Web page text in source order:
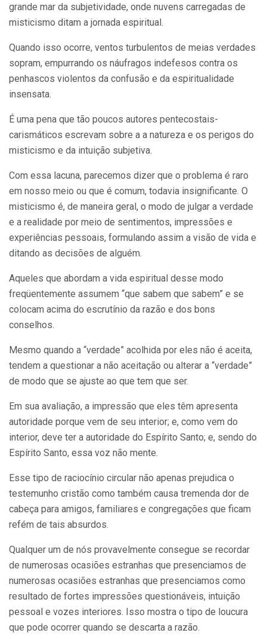
grande mar da subjetividade, onde nuvens carregadas de
misticismo ditam a jornada espiritual.
Quando isso ocorre, ventos turbulentos de meias verdades
sopram, empurrando os náufragos indefesos contra os
penhascos violentos da confusão e da espiritualidade
insensata.
É uma pena que tão poucos autores pentecostais-
carismáticos escrevam sobre a a natureza e os perigos do
misticismo e da intuição subjetiva.
Com essa lacuna, parecemos dizer que o problema é raro
em nosso meio ou que é comum, todavia insignificante. O
misticismo é, de maneira geral, o modo de julgar a verdade
e a realidade por meio de sentimentos, impressões e
experiências pessoais, formulando assim a visão de vida e
ditando as decisões de alguém.
Aqueles que abordam a vida espiritual desse modo
freqüentemente assumem “que sabem que sabem” e se
colocam acima do escrutínio da razão e dos bons
conselhos.
Mesmo quando a “verdade” acolhida por eles não é aceita,
tendem a questionar a não aceitação ou alterar a “verdade”
de modo que se ajuste ao que tem que ser.
Em sua avaliação, a impressão que eles têm apresenta
autoridade porque vem de seu interior; e, como vem do
interior, deve ter a autoridade do Espírito Santo; e, sendo do
Espírito Santo, essa voz não mente.
Esse tipo de raciocínio circular não apenas prejudica o
testemunho cristão como também causa tremenda dor de
cabeça para amigos, familiares e congregações que ficam
refém de tais absurdos.
Qualquer um de nós provavelmente consegue se recordar
de numerosas ocasiões estranhas que presenciamos de
numerosas ocasiões estranhas que presenciamos como
resultado de fortes impressões questionáveis, intuição
pessoal e vozes interiores. Isso mostra o tipo de loucura
que pode ocorrer quando se descarta a razão.